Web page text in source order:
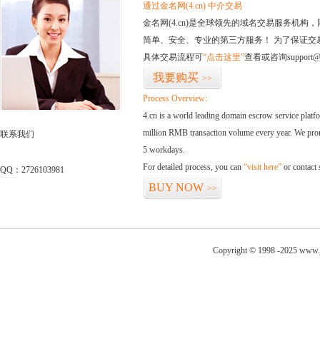
联系我们
QQ：2726103981
通过金名网(4.cn) 中介交易
金名网(4.cn)是全球领先的域名交易服务机构
简单、安全、专业的第三方服务！ 为了保证
具体交易流程可“点击这里”查看或咨询
我要购买 >>
Process Overview:
4.cn is a world leading domain escrow service
million RMB transaction volume every year. We
5 workdays.
For detailed process, you can “visit here” or contact
BUY NOW >>
Copyright © 1998 -2025